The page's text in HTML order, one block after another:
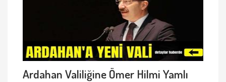
Ardahan Valiliğine Ömer Hilmi Yamlı